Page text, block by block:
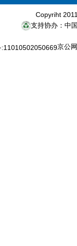
Copyriht
支持协办：中
京公